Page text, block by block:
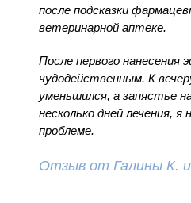
после подсказки
ветеринарной аптеке.
После первого
чудодейственным. К
уменьшился, а запястье
несколько дней лечения,
проблеме.
Отзыв от Галины К.